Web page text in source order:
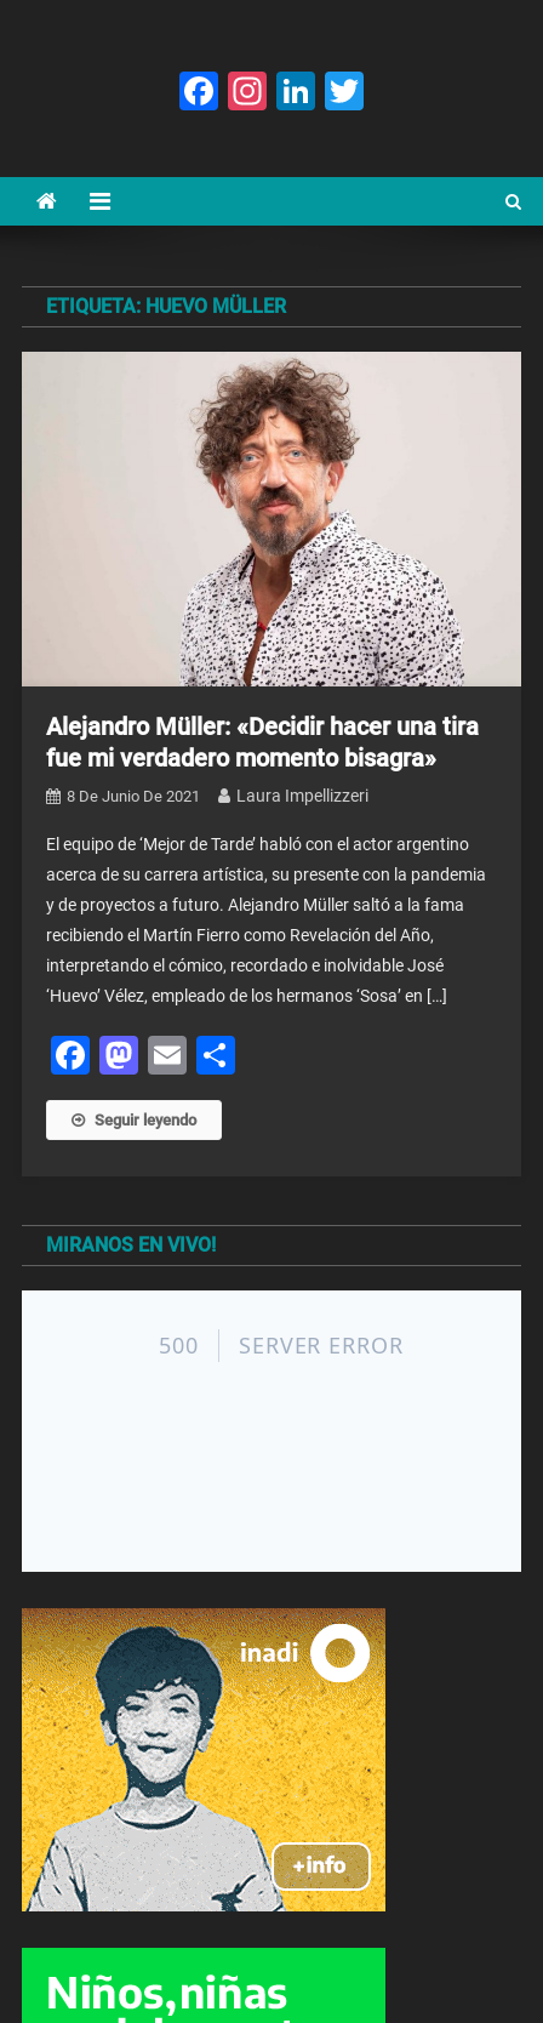
Facebook
Instagram
LinkedIn
ETIQUETA: HUEVO MÜLLER
Alejandro Müller: «Decidir hacer una tira
fue mi verdadero momento bisagra»
8 De Junio De 2021 Laura Impellizzeri
El equipo de ‘Mejor de Tarde’ habló con el actor argentino
acerca de su carrera artística, su presente con la pandemia
y de proyectos a futuro. Alejandro Müller saltó a la fama
recibiendo el Martín Fierro como Revelación del Año,
interpretando el cómico, recordado e inolvidable José
‘Huevo’ Vélez, empleado de los hermanos ‘Sosa’ en […]
Facebook
Mastodon
EmailShare
Seguir leyendo
MIRANOS EN VIVO!